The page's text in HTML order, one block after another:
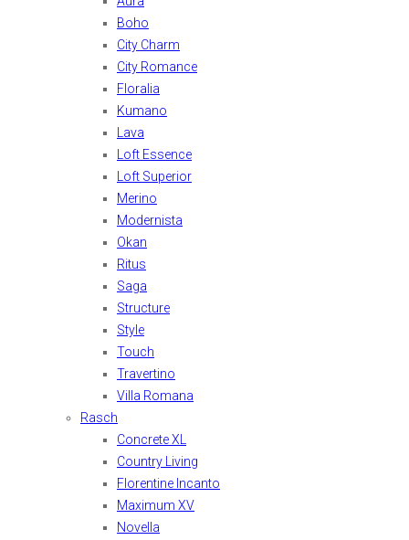
Boho
City Charm
City Romance
Floralia
Kumano
Lava
Loft Essence
Loft Superior
Merino
Modernista
Okan
Ritus
Saga
Structure
Style
Touch
Travertino
Villa Romana
Rasch
Concrete XL
Country Living
Florentine Incanto
Maximum XV
Novella